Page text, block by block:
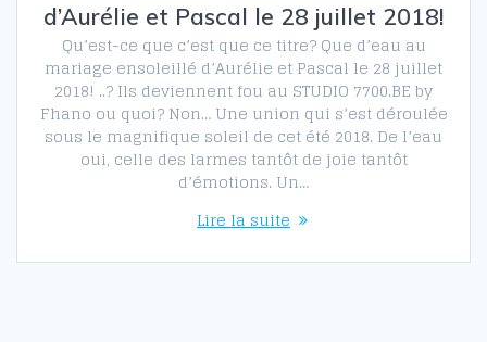
d’Aurélie et Pascal le 28 juillet 2018!
Qu’est-ce que c’est que ce titre? Que d’eau au
mariage ensoleillé d’Aurélie et Pascal le 28 juillet
2018! ..? Ils deviennent fou au STUDIO 7700.BE by
Fhano ou quoi? Non… Une union qui s’est déroulée
sous le magnifique soleil de cet été 2018. De l’eau
oui, celle des larmes tantôt de joie tantôt
d’émotions. Un…
Lire la suite